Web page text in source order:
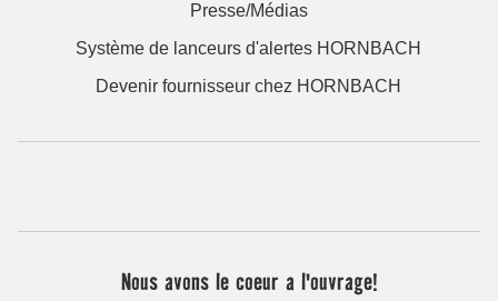
Presse/Médias
Système de lanceurs d'alertes HORNBACH
Devenir fournisseur chez HORNBACH
Nous avons le coeur a l'ouvrage!